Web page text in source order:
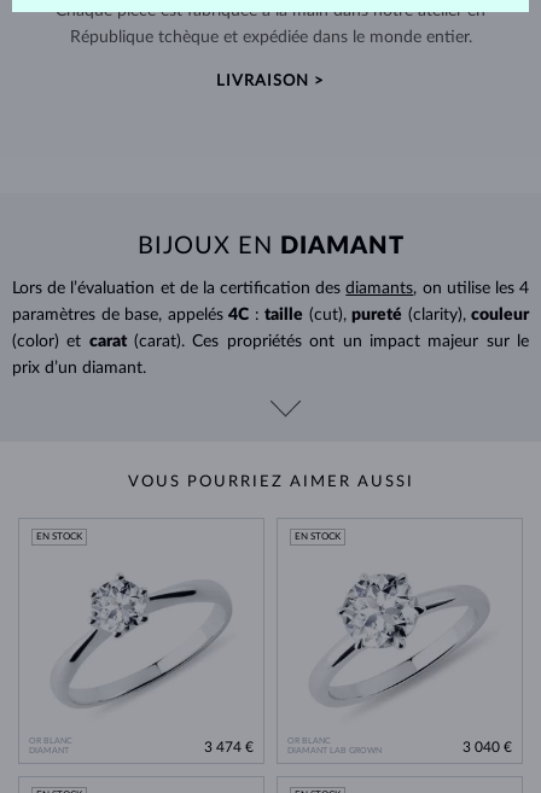
Chaque pièce est fabriquée à la main dans notre atelier en
République tchèque et expédiée dans le monde entier.
LIVRAISON >
BIJOUX EN DIAMANT
Lors de l’évaluation et de la certification desdiamants, on utilise les 4
paramètres de base, appelés 4C : taille (cut), pureté (clarity), couleur
(color) et carat (carat). Ces propriétés ont un impact majeur sur le
prix d’un diamant.
VOUS POURRIEZ AIMER AUSSI
OR BLANC
DIAMANT
EN STOCK
3 474 €
OR BLANC
DIAMANT LAB GROWN
EN STOCK
3 040 €